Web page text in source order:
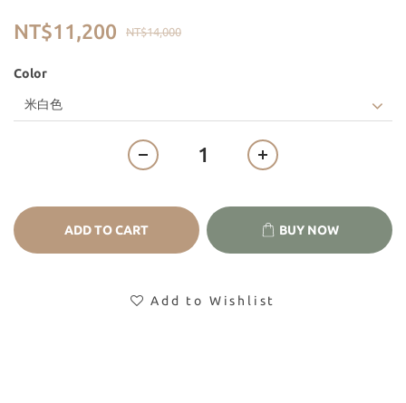
NT$14,000
NT$11,200
Color
ADD TO CART BUY NOW
Add to Wishlist